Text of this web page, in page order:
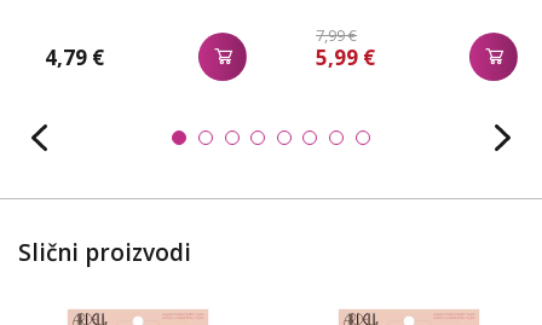
4,79 €
7,99 €
5,99 €
Slični proizvodi